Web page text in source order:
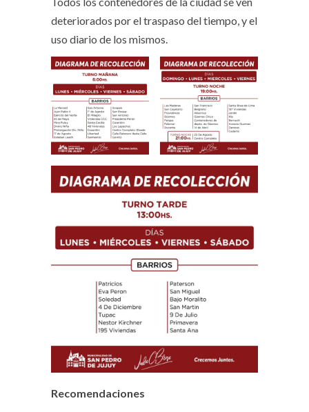
deteriorados por el traspaso del tiempo, y el
uso diario de los mismos.
Recomendaciones